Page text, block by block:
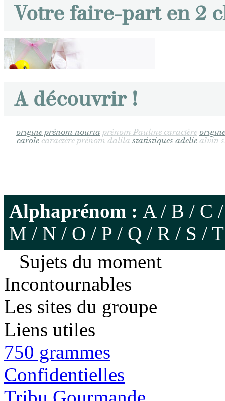
Votre faire-part en 2
A découvrir !
origine prénom nouria prénom Pauline caractère
carole caractère prénom dalila statistiques adelie alvin
Alphaprénom : A/ B / C
M / N / O / P / Q / R / S / T
Sujets du moment
Incontournables
Les sites du groupe
Liens utiles
750 grammes
Confidentielles